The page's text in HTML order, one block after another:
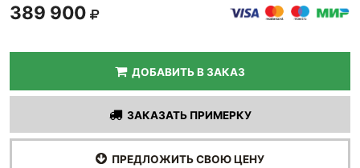
389 900
ДОБАВИТЬ В ЗАКАЗ
ЗАКАЗАТЬ ПРИМЕРКУ
ПРЕДЛОЖИТЬ СВОЮ ЦЕНУ